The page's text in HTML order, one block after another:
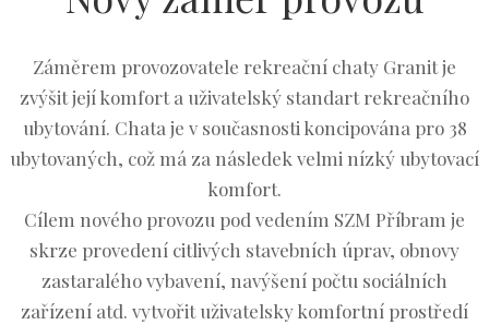
Záměrem provozovatele rekreační chaty Granit je
zvýšit její komfort a uživatelský standart rekreačního
ubytování. Chata je v současnosti koncipována pro 38
ubytovaných, což má za následek velmi nízký ubytovací
komfort.
Cílem nového provozu pod vedením SZM Příbram je
skrze provedení citlivých stavebních úprav, obnovy
zastaralého vybavení, navýšení počtu sociálních
zařízení atd. vytvořit uživatelsky komfortní prostředí